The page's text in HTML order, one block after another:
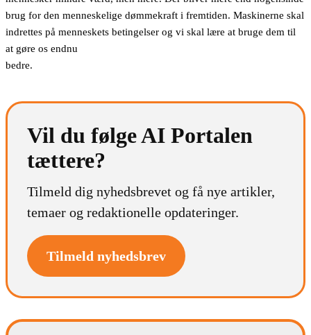
brug for den menneskelige dømmekraft i fremtiden. Maskinerne skal
indrettes på menneskets betingelser og vi skal lære at bruge dem til
at gøre os endnu
Vil du følge AI Portalen
tættere?
Tilmeld dig nyhedsbrevet og få nye artikler,
temaer og redaktionelle opdateringer.
Tilmeld nyhedsbrev